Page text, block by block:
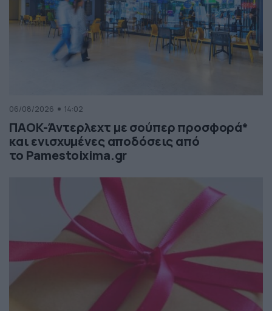
06/08/2026 14:02
ΠΑΟΚ-Άντερλεχτ με σούπερ προσφορά*
και ενισχυμένες αποδόσεις από
το Pamestoixima.gr